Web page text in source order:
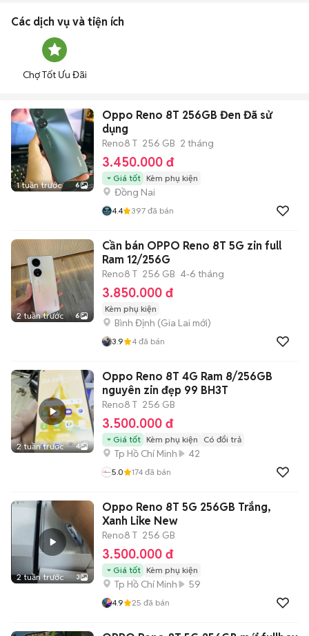
Các dịch vụ và tiện ích
Chợ Tốt Ưu Đãi
1 tuần trước 6
Oppo Reno 8T 256GB Đen Đã sử
dụng
Reno8 T 256 GB 2 tháng
3.450.000 đ
Giá tốt Kèm phụ kiện
Đồng Nai
4.4 397 đã bán
2 tuần trước 6
Cần bán OPPO Reno 8T 5G zin full
Ram 12/256G
Reno8 T 256 GB 4-6 tháng
3.850.000 đ
Kèm phụ kiện
Bình Định (Gia Lai mới)
3.9 4 đã bán
2 tuần trước 4
Oppo Reno 8T 4G Ram 8/256GB
nguyên zin đẹp 99 BH3T
Reno8 T 256 GB
3.500.000 đ
Giá tốt Kèm phụ kiện Có đổi trả
Tp Hồ Chí Minh 42
5.0 174 đã bán
2 tuần trước 3
Oppo Reno 8T 5G 256GB Trắng,
Xanh Like New
Reno8 T 256 GB
3.500.000 đ
Giá tốt Kèm phụ kiện
Tp Hồ Chí Minh 59
4.9 25 đã bán